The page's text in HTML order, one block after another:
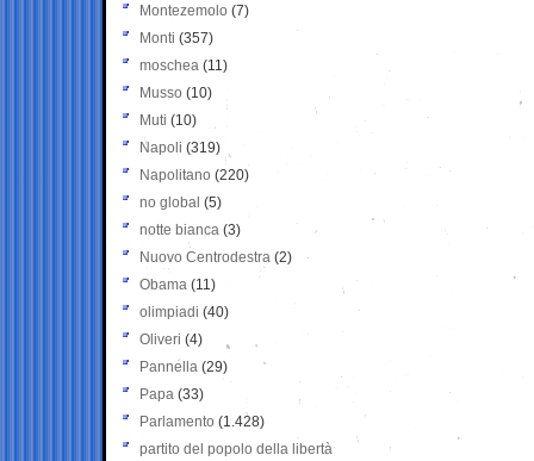
Montezemolo (7)
Monti (357)
moschea (11)
Musso (10)
Muti (10)
Napoli (319)
Napolitano (220)
no global (5)
notte bianca (3)
Nuovo Centrodestra (2)
Obama (11)
olimpiadi (40)
Oliveri (4)
Pannella (29)
Papa (33)
Parlamento (1.428)
partito del popolo della libertà